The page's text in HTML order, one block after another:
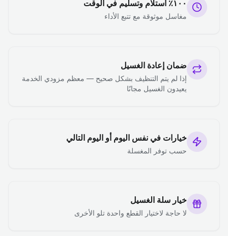
١٠٠٪ استلام وتسليم في الوقت
مغاسل موثوقة مع تتبع الأداء
ضمان إعادة الغسيل
إذا لم يتم التنظيف بشكل صحيح — معظم مزودي الخدمة
يعيدون الغسيل مجانًا
خيارات في نفس اليوم أو اليوم التالي
حسب توفر المغسلة
خيار سلة الغسيل
لا حاجة لاختيار القطع واحدة تلو الأخرى